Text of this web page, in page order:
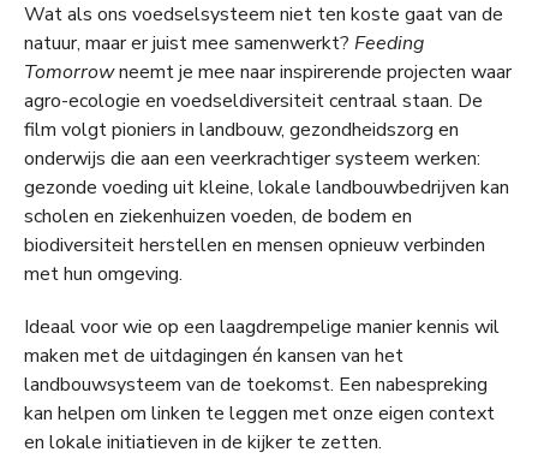
Wat als ons voedselsysteem niet ten koste gaat van de
natuur, maar er juist mee samenwerkt? Feeding
Tomorrowneemt je mee naar inspirerende projecten waar
agro-ecologie en voedseldiversiteit centraal staan. De
film volgt pioniers in landbouw, gezondheidszorg en
onderwijs die aan een veerkrachtiger systeem werken:
gezonde voeding uit kleine, lokale landbouwbedrijven kan
scholen en ziekenhuizen voeden, de bodem en
biodiversiteit herstellen en mensen opnieuw verbinden
met hun omgeving.
Ideaal voor wie op een laagdrempelige manier kennis wil
maken met de uitdagingen én kansen van het
landbouwsysteem van de toekomst. Een nabespreking
kan helpen om linken te leggen met onze eigen context
en lokale initiatieven in de kijker te zetten.